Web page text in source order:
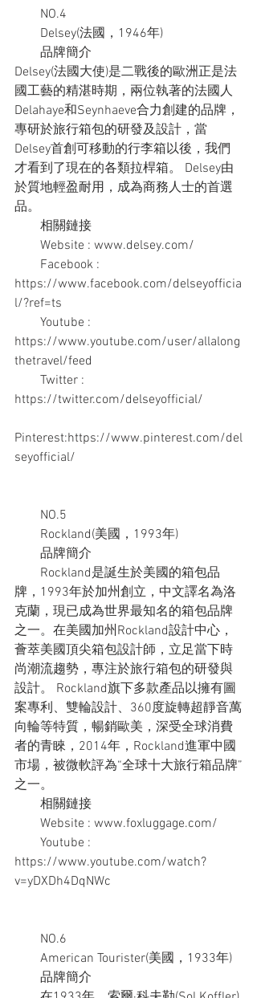
NO.4
Delsey(法國，1946年)
品牌簡介
Delsey(法國大使)是二戰後的歐洲正是法
國工藝的精湛時期，兩位執著的法國人
Delahaye和Seynhaeve合力創建的品牌，
專研於旅行箱包的研發及設計，當
Delsey首創可移動的行李箱以後，我們
才看到了現在的各類拉桿箱。 Delsey由
於質地輕盈耐用，成為商務人士的首選
品。
相關鏈接
Website : www.delsey.com/
Facebook :
https://www.facebook.com/delseyofficia
l/?ref=ts
Youtube :
https://www.youtube.com/user/allalong
thetravel/feed
Twitter :
https://twitter.com/delseyofficial/
Pinterest:https://www.pinterest.com/del
seyofficial/
NO.5
Rockland(美國，1993年)
品牌簡介
Rockland是誕生於美國的箱包品
牌，1993年於加州創立，中文譯名為洛
克蘭，現已成為世界最知名的箱包品牌
之一。在美國加州Rockland設計中心，
薈萃美國頂尖箱包設計師，立足當下時
尚潮流趨勢，專注於旅行箱包的研發與
設計。 Rockland旗下多款產品以擁有圖
案專利、雙輪設計、360度旋轉超靜音萬
向輪等特質，暢銷歐美，深受全球消費
者的青睞，2014年，Rockland進軍中國
市場，被微軟評為“全球十大旅行箱品牌”
之一。
相關鏈接
Website : www.foxluggage.com/
Youtube :
https://www.youtube.com/watch?
v=yDXDh4DqNWc
NO.6
American Tourister(美國，1933年)
品牌簡介